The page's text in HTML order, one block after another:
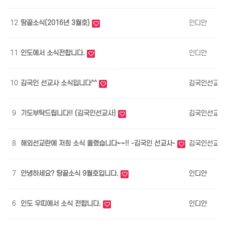
12 땅끝소식(2016년 3월호) 인디안
11 인도에서 소식전합니다. 인디안
10 김국인 선교사 소식입니다^^ 김국인선교사
9 기도부탁드립니다!! (김국인선교사) 김국인선교사
8 해외선교란에 저희 소식 올렸습니다~~!! -김국인 선교사- 김국인선교사
7 안녕하세요? 땅끝소식 9월호입니다. 인디안
6 인도 우띠에서 소식 전합니다. 인디안